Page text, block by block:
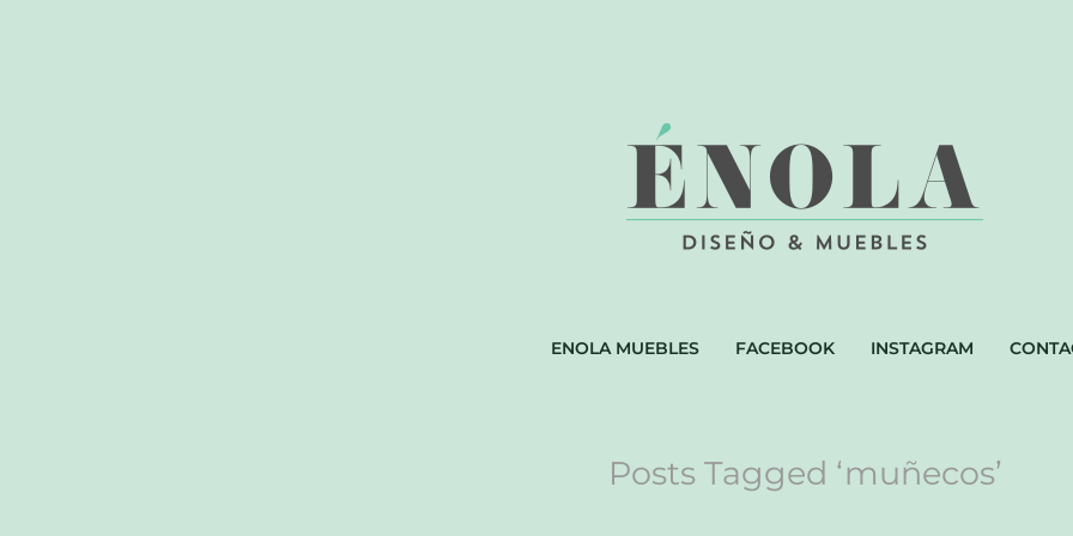
ENOLA MUEBLES FACEBOOK INSTAGRAM
Posts Tagged ‘muñecos’